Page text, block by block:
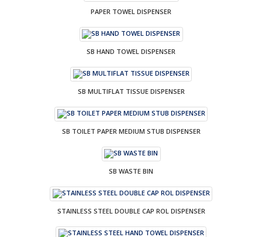
PAPER TOWEL DISPENSER
SB HAND TOWEL DISPENSER
SB MULTIFLAT TISSUE DISPENSER
SB TOILET PAPER MEDIUM STUB DISPENSER
SB WASTE BIN
STAINLESS STEEL DOUBLE CAP ROL DISPENSER